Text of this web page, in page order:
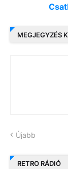
MEGJEGYZÉS
Újabb
RETRO RÁDIÓ